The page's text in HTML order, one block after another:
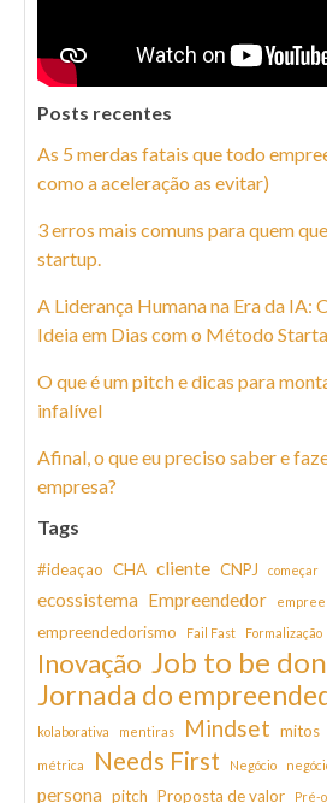
Posts recentes
As 5 merdas fatais que todo
como a aceleração as evitar)
3 erros mais comuns para quem
startup.
A Liderança Humana na Era da IA:
Ideia em Dias com o Método
O que é um pitch e dicas para
infalível
Afinal, o que eu preciso saber e
empresa?
Tags
#ideaçao CHA cliente CNPJ começar
ecossistema Empreendedor
empreendedorismo Fail Fast Formalização
Inovação Job to be
Jornada do
kolaborativa mentiras Mindset mitos
métrica Needs First Negócio
persona pitch Proposta de valor Pré-